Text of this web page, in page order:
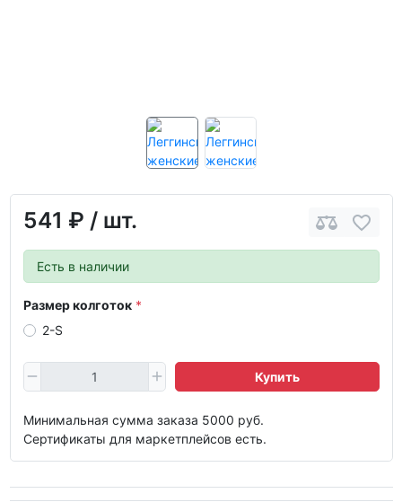
541 ₽ / шт.
Есть в наличии
Размер колготок
2-S
Купить
Минимальная сумма заказа 5000 руб.
Сертификаты для маркетплейсов есть.